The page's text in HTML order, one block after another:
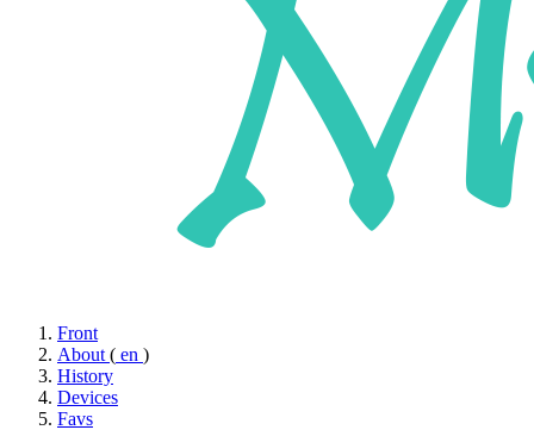
Front
About ( en )
History
Devices
Favs